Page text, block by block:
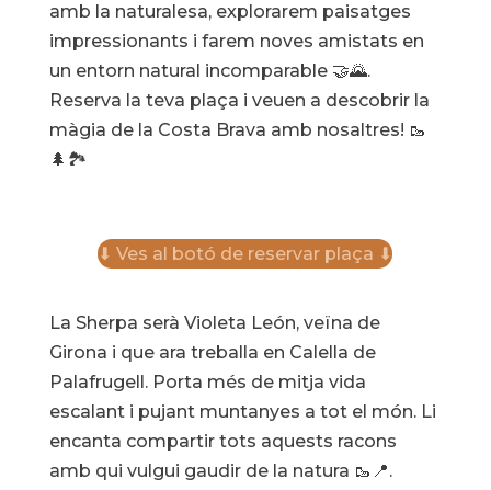
amb la naturalesa, explorarem paisatges
impressionants i farem noves amistats en
un entorn natural incomparable 🤝🌄.
Reserva la teva plaça i veuen a descobrir la
màgia de la Costa Brava amb nosaltres! 🥾
🌲🏞️
⬇ Ves al botó de reservar plaça ⬇
La Sherpa serà Violeta León, veïna de
Girona i que ara treballa en Calella de
Palafrugell. Porta més de mitja vida
escalant i pujant muntanyes a tot el món. Li
encanta compartir tots aquests racons
amb qui vulgui gaudir de la natura 🥾📍.